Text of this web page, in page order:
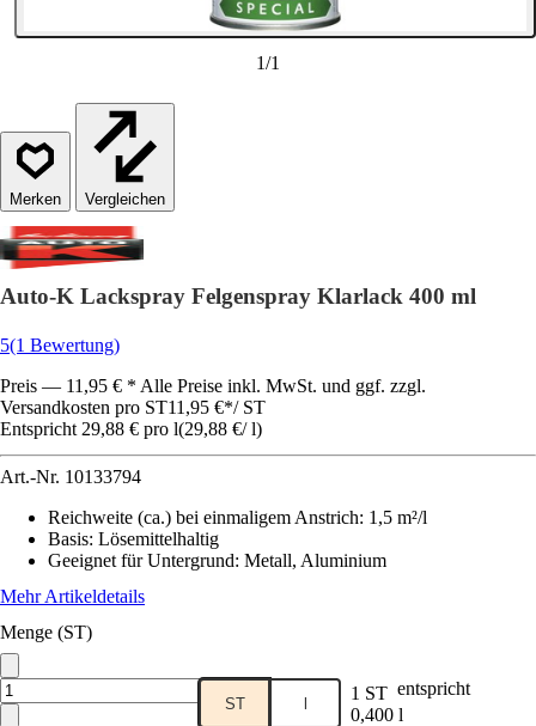
1/1
Vergleichen
Auto-K Lackspray Felgenspray Klarlack 400 ml
5(1 Bewertung)
Preis — 11,95 € * Alle Preise inkl. MwSt. und ggf. zzgl.
Versandkosten pro ST11,95 €*/ ST
Entspricht 29,88 € pro l(29,88 €/ l)
Art.-Nr. 10133794
Reichweite (ca.) bei einmaligem Anstrich: 1,5 m²/l
Basis: Lösemittelhaltig
Geeignet für Untergrund: Metall, Aluminium
Mehr Artikeldetails
Menge (ST)
ST l 1 ST entspricht
0,400 l